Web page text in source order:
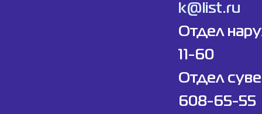
k@list.ru
Отдел
11-60
Отдел
608-65-55